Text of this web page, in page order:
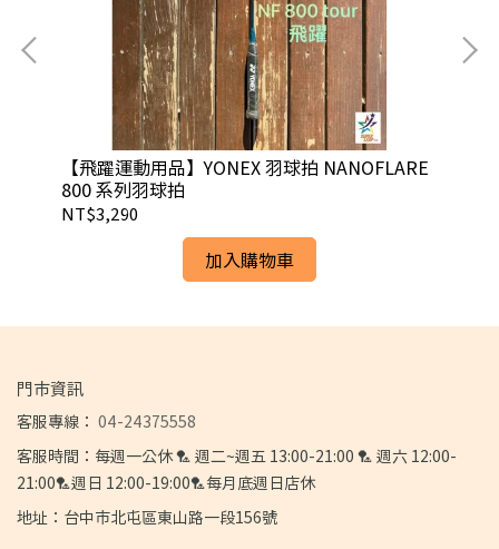
【飛躍運動用品】YONEX 羽球拍 NANOFLARE
800 系列羽球拍
NT$3,290
加入購物車
門市資訊
客服專線： 04-24375558
客服時間：每週一公休 🏸 週二~週五 13:00-21:00 🏸 週六 12:00-
21:00🏸週日 12:00-19:00🏸每月底週日店休
地址：台中市北屯區東山路一段156號